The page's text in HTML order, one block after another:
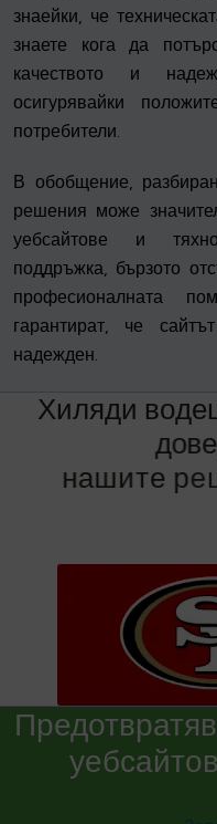
знаейки, че
знаете кога да
качеството и
осигурявайки
потребители.
В обобщение,
решения може
уебсайтове и
поддръжка, бързото
професионалната
гарантират, че
надежден.
Хиляди воде
дов
нашите ре